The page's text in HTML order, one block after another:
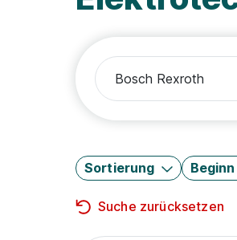
Sortierung Beginn
Suche zurücksetzen